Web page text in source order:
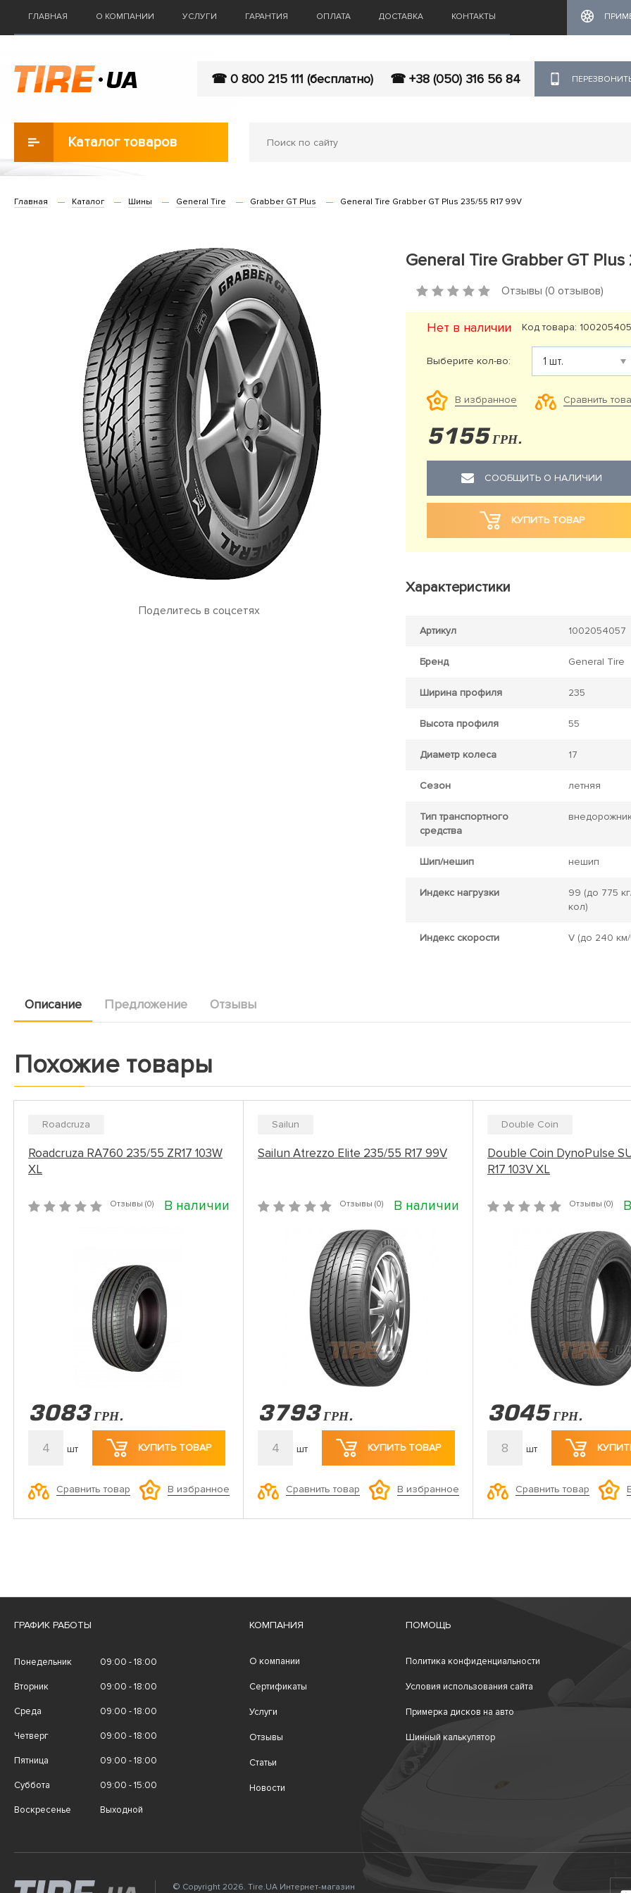
ГЛАВНАЯ О КОМПАНИИ УСЛУГИ ГАРАНТИЯ ОПЛАТА ДОСТАВКА КОНТАКТЫ
☎ 0 800 215 111 (бесплатно) ☎ +38 (050) 316 56 84
Каталог товаров
Главная Каталог Шины General Tire Grabber GT Plus General Tire Grabber GT Plus 235/55 R17 99V
Поделитесь в соцсетях
General Tire Grabber GT Plus
Отзывы (0 отзывов)
Нет в наличии Код товара:
Выберите кол-во:
В избранное Сравнить
5155 ГРН.
СООБЩИТЬ О НАЛИЧИИ
КУПИТЬ ТОВАР
Характеристики
Артикул 1002054057
Бренд General Tire
Ширина профиля 235
Высота профиля 55
Диаметр колеса 17
Сезон летняя
Тип транспортного
средства
Шип/нешип нешип
Индекс нагрузки 99 (до 775
кол)
Индекс скорости V(до 240 км/
Описание Предложение Отзывы
Похожие товары
Roadcruza
Roadcruza RA760 235/55 ZR17 103W
XL
Отзывы (0) В наличии
3083 ГРН.
4 шт КУПИТЬ ТОВАР
Сравнить товар В избранное
Sailun
Sailun Atrezzo Elite 235/55 R17 99V
Отзывы (0) В наличии
3793 ГРН.
4 шт КУПИТЬ ТОВАР
Сравнить товар В избранное
Double Coin
Double Coin DynoPulse
R17 103V XL
Отзывы (0)
3045 ГРН.
8 шт
Сравнить товар
ГРАФИК РАБОТЫ
Понедельник 09:00 - 18:00
Вторник 09:00 - 18:00
Среда 09:00 - 18:00
Четверг 09:00 - 18:00
Пятница 09:00 - 18:00
Суббота 09:00 - 15:00
Воскресенье Выходной
КОМПАНИЯ
О компании
Сертификаты
Услуги
Отзывы
Статьи
Новости
ПОМОЩЬ
Политика конфиденциальности
Условия использования сайта
Примерка дисков на авто
Шинный калькулятор
© Copyright 2026. Tire.UA Интернет-магазин